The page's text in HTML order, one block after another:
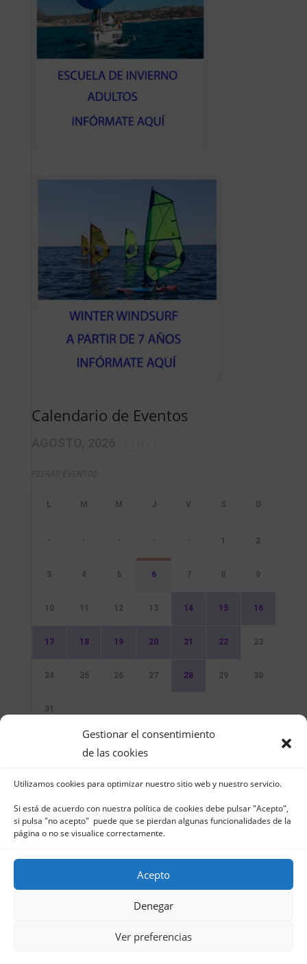
Gestionar el consentimiento
de las cookies
Utilizamos cookies para optimizar nuestro sitio web y nuestro servicio.
Si está de acuerdo con nuestra política de cookies debe pulsar "Acepto",
si pulsa "no acepto" puede que se pierdan algunas funcionalidades de la
página o no se visualice correctamente.
Acepto
Denegar
Ver preferencias
Calendario de Eventos
- - - - - 1 2
3 4 5 6 7 8 9
10 11 12 13 14 15 16
17 18 19 20 21 22 23
24 25 26 27 28 29 30
31
Sin Eventos
Club Naútico de Jávea - Muelle Norte s/n |
03730 Jávea – España | Tel. 965 791 025 | Fax.
965 796 008 | info@cnjavea.net
de Cookies